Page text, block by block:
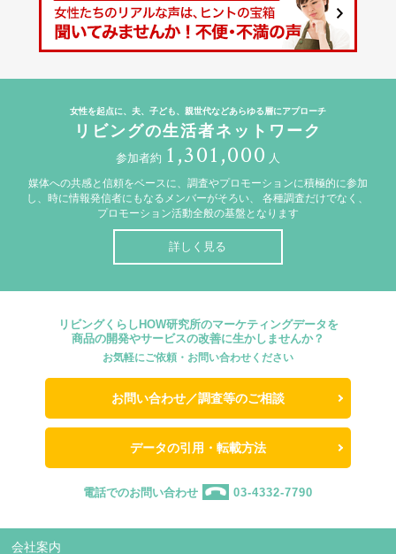
女性を起点に、夫、子ども、親世代などあらゆる層にアプローチ
リビングの生活者ネットワーク
参加者約 1,301,000 人
媒体への共感と信頼をベースに、調査やプロモーションに積極的に参加
し、時に情報発信者にもなるメンバーがそろい、
各種調査だけでなく、
プロモーション活動全般の基盤となります
詳しく見る
リビングくらしHOW研究所のマーケティングデータを
商品の開発やサービスの改善に生かしませんか？
お気軽にご依頼・お問い合わせください
お問い合わせ／調査等のご相談
データの引用・転載方法
電話でのお問い合わせ 03-4332-7790
会社案内